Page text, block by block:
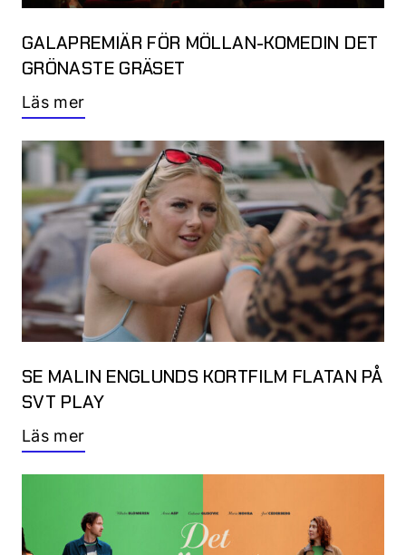
GALAPREMIÄR FÖR MÖLLAN-KOMEDIN DET
GRÖNASTE GRÄSET
Läs mer
SE MALIN ENGLUNDS KORTFILM FLATAN PÅ
SVT PLAY
Läs mer